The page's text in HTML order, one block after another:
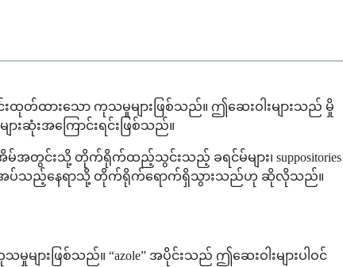
ထုတ်ထားသော ကုသမှုများဖြစ်သည်။ ဤဆေးဝါးများသည် မှို
းဆုံးအကြောင်းရင်းဖြစ်သည်။
မ်အတွင်းသို့ တိုက်ရိုက်ထည့်သွင်းသည့် ခရင်မ်များ၊ suppositories
းလိုအပ်သည့်နေရာသို့ တိုက်ရိုက်ရောက်ရှိသွားသည်ဟု ဆိုလိုသည်။
ားဖြစ်သည်။ “azole” အပိုင်းသည် ဤဆေးဝါးများပါဝင်